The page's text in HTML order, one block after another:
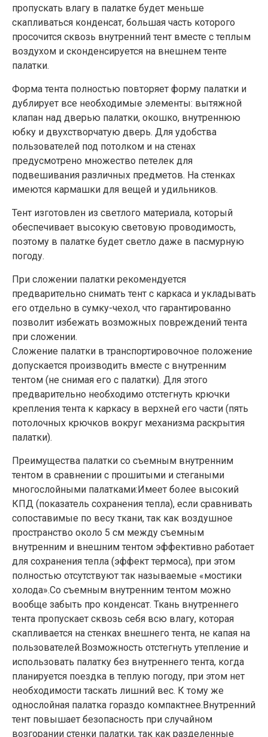
пропускать влагу в палатке будет меньше
скапливаться конденсат, большая часть которого
просочится сквозь внутренний тент вместе с теплым
воздухом и сконденсируется на внешнем тенте
палатки.
Форма тента полностью повторяет форму палатки и
дублирует все необходимые элементы: вытяжной
клапан над дверью палатки, окошко, внутреннюю
юбку и двухстворчатую дверь. Для удобства
пользователей под потолком и на стенах
предусмотрено множество петелек для
подвешивания различных предметов. На стенках
имеются кармашки для вещей и удильников.
Тент изготовлен из светлого материала, который
обеспечивает высокую световую проводимость,
поэтому в палатке будет светло даже в пасмурную
погоду.
При сложении палатки рекомендуется
предварительно снимать тент с каркаса и укладывать
его отдельно в сумку-чехол, что гарантированно
позволит избежать возможных повреждений тента
при сложении.
Сложение палатки в транспортировочное положение
допускается производить вместе с внутренним
тентом (не снимая его с палатки). Для этого
предварительно необходимо отстегнуть крючки
крепления тента к каркасу в верхней его части (пять
потолочных крючков вокруг механизма раскрытия
палатки).
Преимущества палатки со съемным внутренним
тентом в сравнении с прошитыми и стегаными
многослойными палатками:Имеет более высокий
КПД (показатель сохранения тепла), если сравнивать
сопоставимые по весу ткани, так как воздушное
пространство около 5 см между съемным
внутренним и внешним тентом эффективно работает
для сохранения тепла (эффект термоса), при этом
полностью отсутствуют так называемые «мостики
холода».Со съемным внутренним тентом можно
вообще забыть про конденсат. Ткань внутреннего
тента пропускает сквозь себя всю влагу, которая
скапливается на стенках внешнего тента, не капая на
пользователей.Возможность отстегнуть утепление и
использовать палатку без внутреннего тента, когда
планируется поездка в теплую погоду, при этом нет
необходимости таскать лишний вес. К тому же
однослойная палатка гораздо компактнее.Внутренний
тент повышает безопасность при случайном
возгорании стенки палатки, так как разделенные